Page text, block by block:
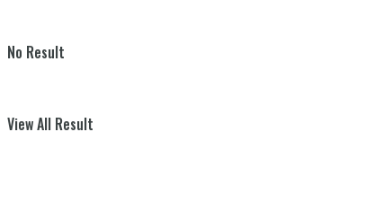
No Result
View All Result